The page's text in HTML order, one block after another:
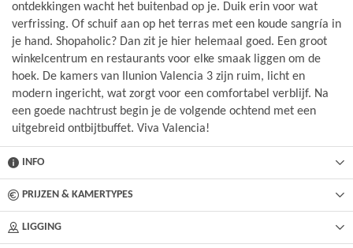
ontdekkingen wacht het buitenbad op je. Duik erin voor wat
verfrissing. Of schuif aan op het terras met een koude sangría in
je hand. Shopaholic? Dan zit je hier helemaal goed. Een groot
winkelcentrum en restaurants voor elke smaak liggen om de
hoek. De kamers van Ilunion Valencia 3 zijn ruim, licht en
modern ingericht, wat zorgt voor een comfortabel verblijf. Na
een goede nachtrust begin je de volgende ochtend met een
uitgebreid ontbijtbuffet. Viva Valencia!
INFO
PRIJZEN & KAMERTYPES
LIGGING